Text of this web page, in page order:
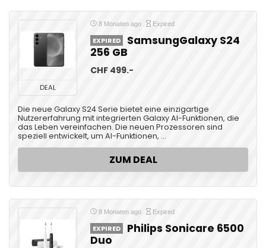
DEAL
8 Monaten ago Expired
EXPIRED
SamsungGalaxy S24
256 GB
CHF 499.-
Die neue Galaxy S24 Serie bietet eine einzigartige
Nutzererfahrung mit integrierten Galaxy AI-Funktionen, die
das Leben vereinfachen. Die neuen Prozessoren sind
speziell entwickelt, um AI-Funktionen, ...
ZUM DEAL
8 Monaten ago Expired
EXPIRED
Philips Sonicare 6500
Duo